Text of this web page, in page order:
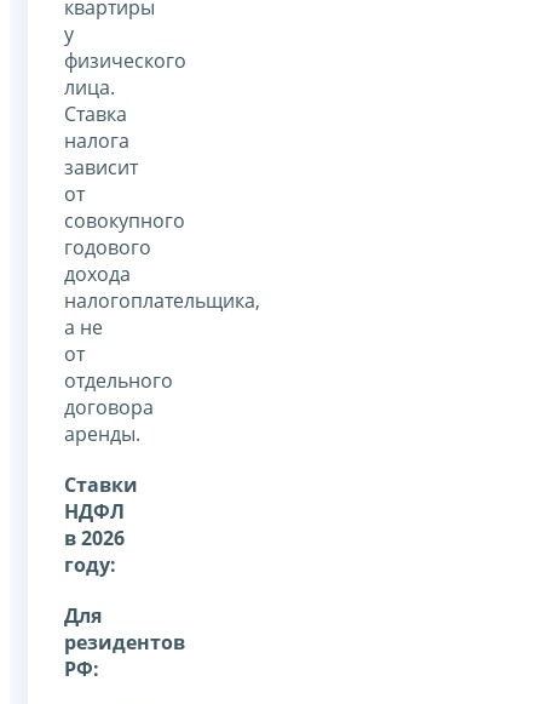
квартиры
у
физического
лица.
Ставка
налога
зависит
от
совокупного
годового
дохода
налогоплательщика,
а не
от
отдельного
договора
аренды.
Ставки
НДФЛ
в 2026
году:
Для
резидентов
РФ: